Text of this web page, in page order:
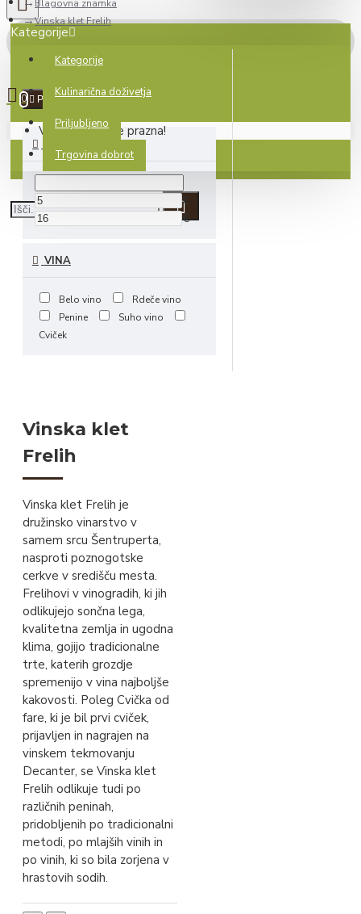
Kategorije
Kategorije
Kulinarična doživetja
Priljubljeno
Trgovina dobrot
0
Vaša košarica je prazna!
Blagovna znamka
Vinska klet Frelih
Počisti
€
€
VINA
Belo vino
Rdeče vino
Penine
Suho vino
Cviček
Vinska klet
Frelih
Vinska klet Frelih je
družinsko vinarstvo v
samem srcu Šentruperta,
nasproti poznogotske
cerkve v središču mesta.
Frelihovi v vinogradih, ki jih
odlikujejo sončna lega,
kvalitetna zemlja in ugodna
klima, gojijo tradicionalne
trte, katerih grozdje
spremenijo v vina najboljše
kakovosti. Poleg Cvička od
fare, ki je bil prvi cviček,
prijavljen in nagrajen na
vinskem tekmovanju
Decanter, se Vinska klet
Frelih odlikuje tudi po
različnih peninah,
pridobljenih po tradicionalni
metodi, po mlajših vinih in
po vinih, ki so bila zorjena v
hrastovih sodih.